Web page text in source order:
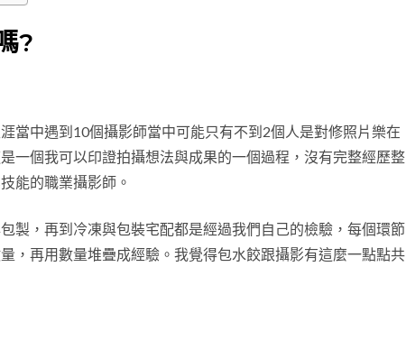
?
當中遇到10個攝影師當中可能只有不到2個人是對修照片樂在
一個我可以印證拍攝想法與成果的一個過程，沒有完整經歷整
能的職業攝影師。
製，再到冷凍與包裝宅配都是經過我們自己的檢驗，每個環節
，再用數量堆疊成經驗。我覺得包水餃跟攝影有這麼一點點共